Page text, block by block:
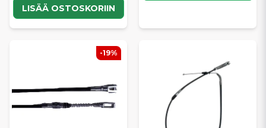
LISÄÄ OSTOSKORIIN
-19%